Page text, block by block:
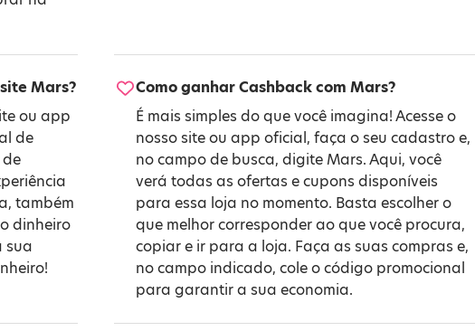
Mars?
ou app
de
também
dinheiro
sua
Como ganhar Cashback com Mars?
É mais simples do que você imagina! Acesse o
nosso site ou app oficial, faça o seu cadastro e,
no campo de busca, digite Mars. Aqui, você
verá todas as ofertas e cupons disponíveis
para essa loja no momento. Basta escolher o
que melhor corresponder ao que você procura,
copiar e ir para a loja. Faça as suas compras e,
no campo indicado, cole o código promocional
para garantir a sua economia.